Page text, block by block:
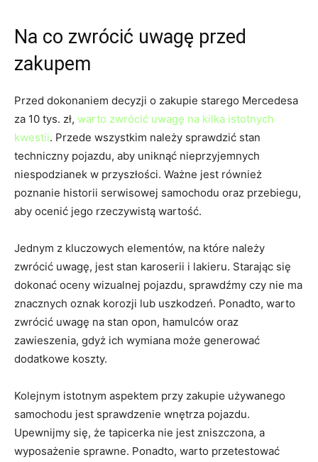
Na‍ co zwrócić uwagę przed
zakupem
Przed dokonaniem decyzji ‍o zakupie starego‍ Mercedesa
za 10 tys. zł,⁣ warto zwrócić uwagę na kilka istotnych
kwestii. Przede wszystkim należy sprawdzić stan
techniczny pojazdu, aby uniknąć nieprzyjemnych
niespodzianek w przyszłości. Ważne jest również
poznanie historii serwisowej ‌samochodu oraz ‌przebiegu,
aby ocenić jego rzeczywistą wartość.
Jednym z kluczowych elementów, na które należy
zwrócić uwagę,⁤ jest⁤ stan karoserii i lakieru. Starając się
dokonać oceny‍ wizualnej pojazdu, sprawdźmy‌ czy nie ma
znacznych oznak‍ korozji lub uszkodzeń. Ponadto, warto
zwrócić uwagę na stan opon, ‍hamulców‌ oraz⁣
zawieszenia, gdyż ich wymiana może generować
dodatkowe koszty.
Kolejnym istotnym aspektem przy zakupie używanego
samochodu⁢ jest sprawdzenie wnętrza pojazdu.
Upewnijmy się, że tapicerka nie⁣ jest ⁣zniszczona, a
wyposażenie sprawne. Ponadto, warto przetestować ​